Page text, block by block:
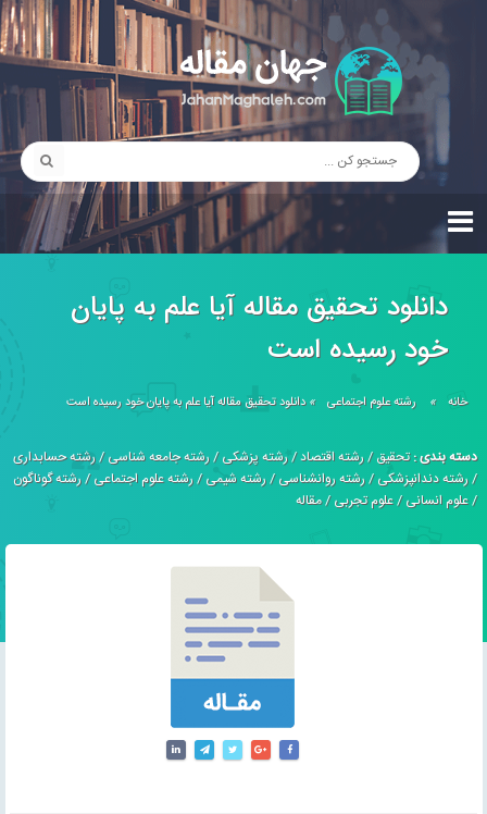
دانلود تحقیق مقاله آیا علم به پایان
خود رسیده است
خانه » رشته علوم اجتماعی »دانلود تحقیق مقاله آیا علم به پایان خود رسیده است
دسته بندی :تحقیق/رشته اقتصاد/رشته پزشکی/رشته جامعه شناسی/رشته حسابداری
/رشته دندانپزشکی/رشته روانشناسی/رشته شیمی/رشته علوم اجتماعی/رشته گوناگون
/علوم انسانی/علوم تجربی/مقاله